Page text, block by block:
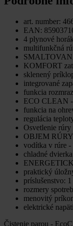
art. number:
EAN:
4 plynové
multifunkčná
KOMFORT
sklenený
integrované
funkcia
ECO CLEAN -
funkcia na
regulácia
Osvetlenie rúry
OBJEM
vodítka v rúre -
chladné
praktický
príslušenstvo:
rozmery
menovitý
elektrické
Čistenie parou -